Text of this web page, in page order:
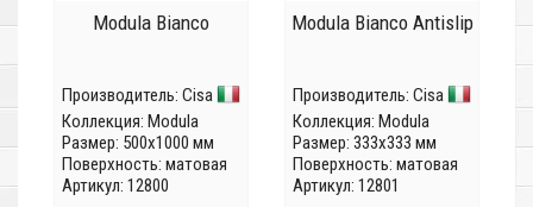
Modula Bianco
Производитель: Cisa
Коллекция: Modula
Размер: 500x1000 мм
Поверхность: матовая
Артикул: 12800
Modula Bianco Antislip
Производитель: Cisa
Коллекция: Modula
Размер: 333x333 мм
Поверхность: матовая
Артикул: 12801